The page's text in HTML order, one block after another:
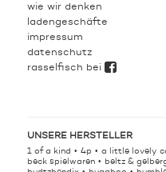
wie wir denken
ladengeschäfte
impressum
datenschutz
rasselfisch bei
UNSERE HERSTELLER
1 of a kind 4p a little lovely
beck spielwaren
beltz &